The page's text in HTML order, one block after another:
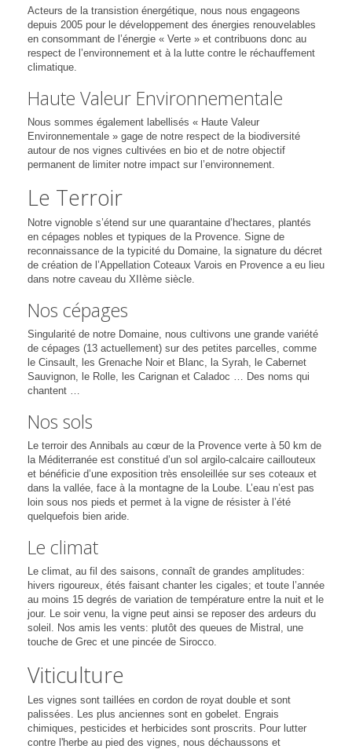
Acteurs de la transistion énergétique, nous nous engageons
depuis 2005 pour le développement des énergies renouvelables
en consommant de l’énergie « Verte » et contribuons donc au
respect de l’environnement et à la lutte contre le réchauffement
climatique.
Haute Valeur Environnementale
Nous sommes également labellisés « Haute Valeur
Environnementale » gage de notre respect de la biodiversité
autour de nos vignes cultivées en bio et de notre objectif
permanent de limiter notre impact sur l’environnement.
Le Terroir
Notre vignoble s’étend sur une quarantaine d’hectares, plantés
en cépages nobles et typiques de la Provence. Signe de
reconnaissance de la typicité du Domaine, la signature du décret
de création de l’Appellation Coteaux Varois en Provence a eu lieu
dans notre caveau du XIIème siècle.
Nos cépages
Singularité de notre Domaine, nous cultivons une grande variété
de cépages (13 actuellement) sur des petites parcelles, comme
le Cinsault, les Grenache Noir et Blanc, la Syrah, le Cabernet
Sauvignon, le Rolle, les Carignan et Caladoc … Des noms qui
chantent …
Nos sols
Le terroir des Annibals au cœur de la Provence verte à 50 km de
la Méditerranée est constitué d’un sol argilo-calcaire caillouteux
et bénéficie d’une exposition très ensoleillée sur ses coteaux et
dans la vallée, face à la montagne de la Loube. L’eau n’est pas
loin sous nos pieds et permet à la vigne de résister à l’été
quelquefois bien aride.
Le climat
Le climat, au fil des saisons, connaît de grandes amplitudes:
hivers rigoureux, étés faisant chanter les cigales; et toute l’année
au moins 15 degrés de variation de température entre la nuit et le
jour. Le soir venu, la vigne peut ainsi se reposer des ardeurs du
soleil. Nos amis les vents: plutôt des queues de Mistral, une
touche de Grec et une pincée de Sirocco.
Viticulture
Les vignes sont taillées en cordon de royat double et sont
palissées. Les plus anciennes sont en gobelet. Engrais
chimiques, pesticides et herbicides sont proscrits. Pour lutter
contre l'herbe au pied des vignes, nous déchaussons et